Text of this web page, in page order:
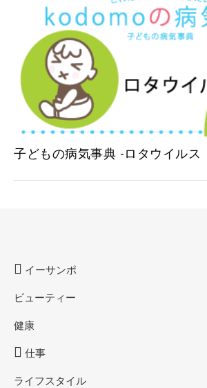
子どもの病気事典 -ロタウイルス
イーサンポ
ビューティー
健康
仕事
ライフスタイル